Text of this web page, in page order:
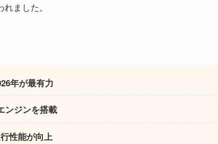
ました。
年が最有力
ンジンを搭載
性能が向上